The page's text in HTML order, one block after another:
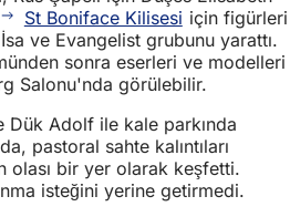
St Boniface Kilisesi için figürleri
ve Evangelist grubunu yarattı.
sonra eserleri ve modelleri
Salonu'nda görülebilir.
Dük Adolf ile kale parkında
pastoral sahte kalıntıları
olası bir yer olarak keşfetti.
isteğini yerine getirmedi.